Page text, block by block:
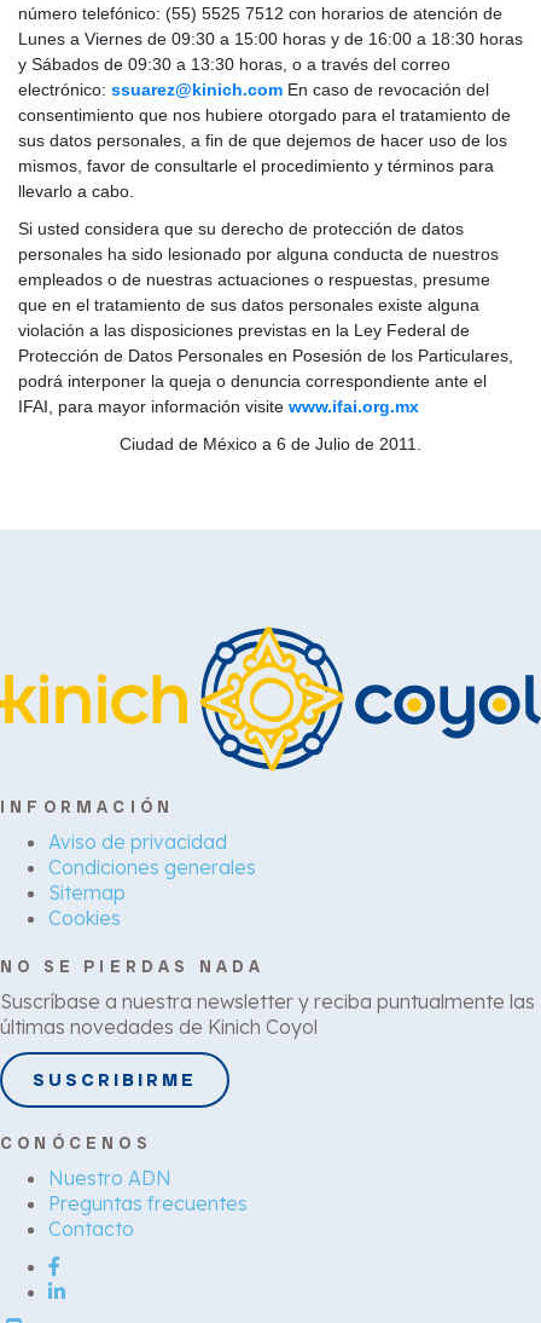
número telefónico: (55) 5525 7512 con horarios de atención de
Lunes a Viernes de 09:30 a 15:00 horas y de 16:00 a 18:30 horas
y Sábados de 09:30 a 13:30 horas, o a través del correo
electrónico: ssuarez@kinich.com En caso de revocación del
consentimiento que nos hubiere otorgado para el tratamiento de
sus datos personales, a fin de que dejemos de hacer uso de los
mismos, favor de consultarle el procedimiento y términos para
llevarlo a cabo.
Si usted considera que su derecho de protección de datos
personales ha sido lesionado por alguna conducta de nuestros
empleados o de nuestras actuaciones o respuestas, presume
que en el tratamiento de sus datos personales existe alguna
violación a las disposiciones previstas en la Ley Federal de
Protección de Datos Personales en Posesión de los Particulares,
podrá interponer la queja o denuncia correspondiente ante el
IFAI, para mayor información visite www.ifai.org.mx
Ciudad de México a 6 de Julio de 2011.
INFORMACIÓN
Aviso de privacidad
Condiciones generales
Sitemap
Cookies
NO SE PIERDAS NADA
Suscríbase a nuestra newsletter y reciba puntualmente las
últimas novedades de Kinich Coyol
SUSCRIBIRME
CONÓCENOS
Nuestro ADN
Preguntas frecuentes
Contacto